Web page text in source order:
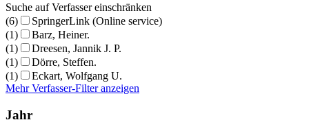
Suche auf Verfasser einschränken
(6)
SpringerLink (Online service)
(1)
Barz, Heiner.
(1)
Dreesen, Jannik J. P.
(1)
Dörre, Steffen.
(1)
Eckart, Wolfgang U.
Mehr Verfasser-Filter anzeigen
Jahr